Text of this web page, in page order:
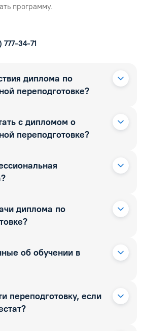
программу.
34-71
диплома по
переподготовке?
с дипломом о
переподготовке?
диплома по
об обучении в
переподготовку, если